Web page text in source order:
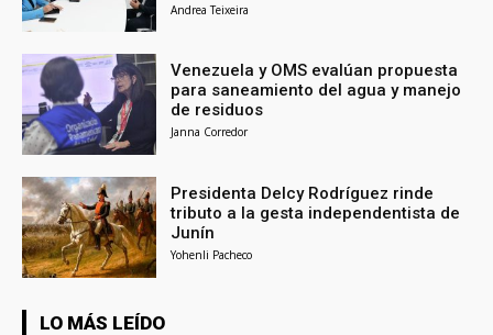
Andrea Teixeira
Venezuela y OMS evalúan propuesta
para saneamiento del agua y manejo
de residuos
Janna Corredor
Presidenta Delcy Rodríguez rinde
tributo a la gesta independentista de
Junín
Yohenli Pacheco
LO MÁS LEÍDO